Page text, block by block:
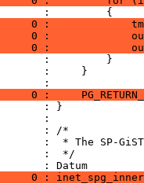
:         {
0 :
0 :
0 :
:         }
:     }
:
0 :
: }
:
: /*
:  * The SP-
:  */
: Datum
0 :